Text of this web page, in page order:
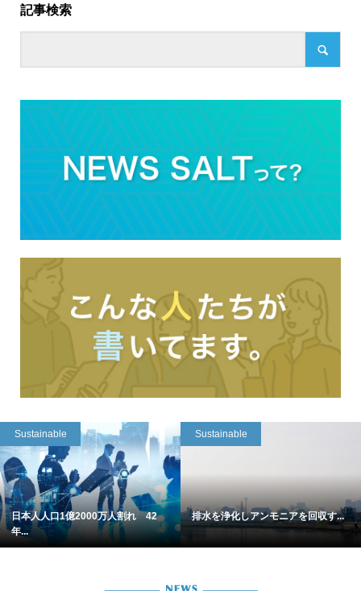
記事検索
Sustainable
日本人人口1億2000万人割れ 42
年...
Sustainable
排水を浄化しアンモニアを回収す...